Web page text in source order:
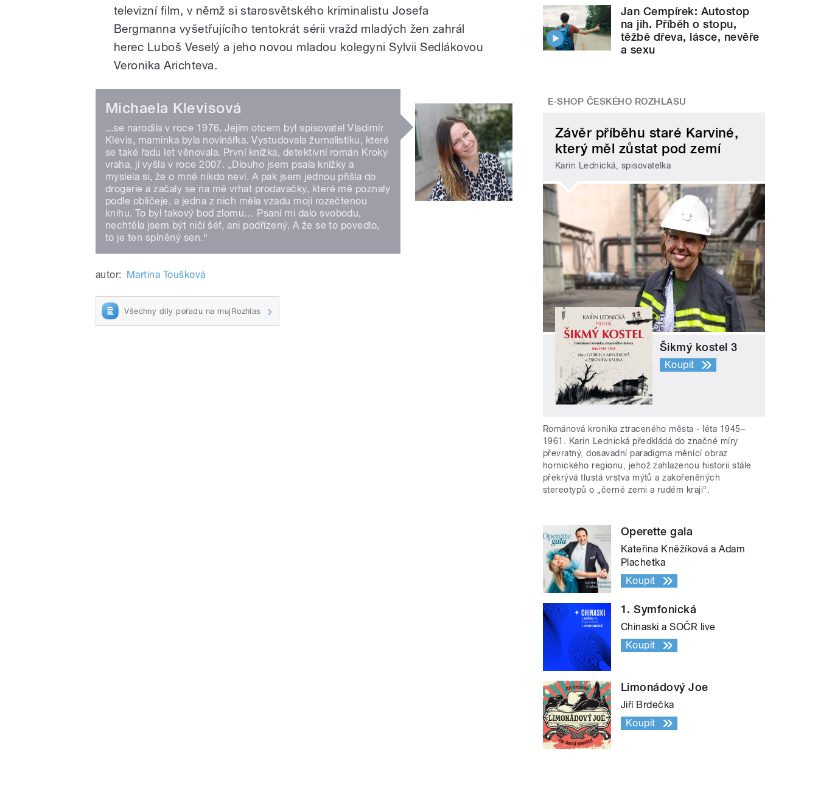
televizní film, v němž si starosvětského kriminalistu Josefa
Bergmanna vyšetřujícího tentokrát sérii vražd mladých žen zahrál
herec Luboš Veselý a jeho novou mladou kolegyni Sylvii Sedlákovou
Veronika Arichteva.
Michaela Klevisová
...se narodila v roce 1976. Jejím otcem byl spisovatel Vladimír
Klevis, maminka byla novinářka. Vystudovala žurnalistiku, které
se také řadu let věnovala. První knížka, detektivní román Kroky
vraha, jí vyšla v roce 2007. „Dlouho jsem psala knížky a
myslela si, že o mně nikdo neví. A pak jsem jednou přišla do
drogerie a začaly se na mě vrhat prodavačky, které mě poznaly
podle obličeje, a jedna z nich měla vzadu moji rozečtenou
knihu. To byl takový bod zlomu… Psaní mi dalo svobodu,
nechtěla jsem být ničí šéf, ani podřízený. A že se to povedlo,
to je ten splněný sen.“
autor: Martina Toušková
Všechny díly pořadu na mujRozhlas
Jan Cempírek: Autostop
na jih. Příběh o stopu,
těžbě dřeva, lásce, nevěře
a sexu
E-SHOP ČESKÉHO ROZHLASU
Závěr příběhu staré Karviné,
který měl zůstat pod zemí
Karin Lednická, spisovatelka
Šikmý kostel 3
Koupit
Románová kronika ztraceného města - léta 1945–
1961. Karin Lednická předkládá do značné míry
převratný, dosavadní paradigma měnící obraz
hornického regionu, jehož zahlazenou historii stále
překrývá tlustá vrstva mýtů a zakořeněných
stereotypů o „černé zemi a rudém kraji“.
Operette gala
Kateřina Kněžíková a Adam
Plachetka
Koupit
1. Symfonická
Chinaski a SOČR live
Koupit
Limonádový Joe
Jiří Brdečka
Koupit